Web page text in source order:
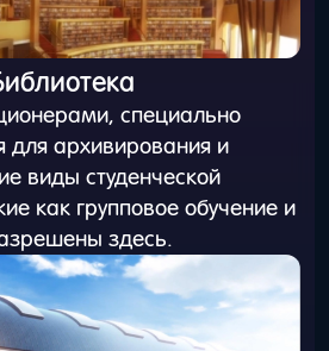
специально
для архивирования и
виды студенческой
как групповое обучение и
здесь.